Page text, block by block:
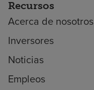
Recursos
Acerca de nosotros
Inversores
Noticias
Empleos